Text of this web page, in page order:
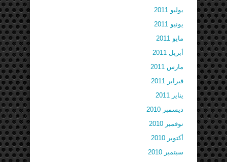
يوليو 2011
يونيو 2011
مايو 2011
أبريل 2011
مارس 2011
فبراير 2011
يناير 2011
ديسمبر 2010
نوفمبر 2010
أكتوبر 2010
سبتمبر 2010